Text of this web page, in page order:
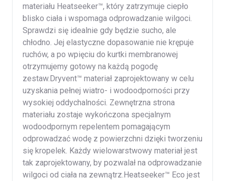
materiału Heatseeker™, który zatrzymuje ciepło
blisko ciała i wspomaga odprowadzanie wilgoci.
Sprawdzi się idealnie gdy będzie sucho, ale
chłodno. Jej elastyczne dopasowanie nie krępuje
ruchów, a po wpięciu do kurtki membranowej
otrzymujemy gotowy na każdą pogodę
zestaw.Dryvent™ materiał zaprojektowany w celu
uzyskania pełnej wiatro- i wodoodporności przy
wysokiej oddychalności. Zewnętrzna strona
materiału zostaje wykończona specjalnym
wodoodpornym repelentem pomagającym
odprowadzać wodę z powierzchni dzięki tworzeniu
się kropelek. Każdy wielowarstwowy materiał jest
tak zaprojektowany, by pozwalał na odprowadzanie
wilgoci od ciała na zewnątrz.Heatseeker™ Eco jest